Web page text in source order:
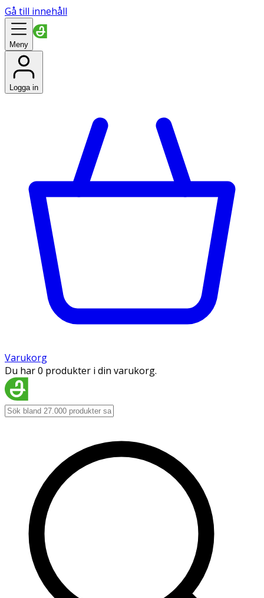
Gå till innehåll
Meny
Logga in
Varukorg
Du har 0 produkter i din varukorg.